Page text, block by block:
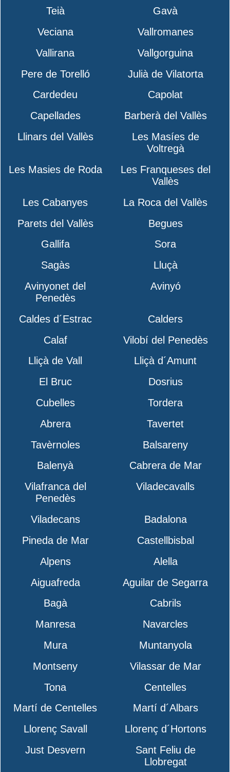
Teià
Gavà
Veciana
Vallromanes
Vallirana
Vallgorguina
Pere de Torelló
Julià de Vilatorta
Cardedeu
Capolat
Capellades
Barberà del Vallès
Llinars del Vallès
Les Masíes de
Voltregà
Les Masies de Roda
Les Franqueses del
Vallès
Les Cabanyes
La Roca del Vallès
Parets del Vallès
Begues
Gallifa
Sora
Sagàs
Lluçà
Avinyonet del
Penedès
Avinyó
Caldes d´Estrac
Calders
Calaf
Vilobí del Penedès
Lliçà de Vall
Lliçà d´Amunt
El Bruc
Dosrius
Cubelles
Tordera
Abrera
Tavertet
Tavèrnoles
Balsareny
Balenyà
Cabrera de Mar
Vilafranca del
Penedès
Viladecavalls
Viladecans
Badalona
Pineda de Mar
Castellbisbal
Alpens
Alella
Aiguafreda
Aguilar de Segarra
Bagà
Cabrils
Manresa
Navarcles
Mura
Muntanyola
Montseny
Vilassar de Mar
Tona
Centelles
Martí de Centelles
Martí d´Albars
Llorenç Savall
Llorenç d´Hortons
Just Desvern
Sant Feliu de
Llobregat